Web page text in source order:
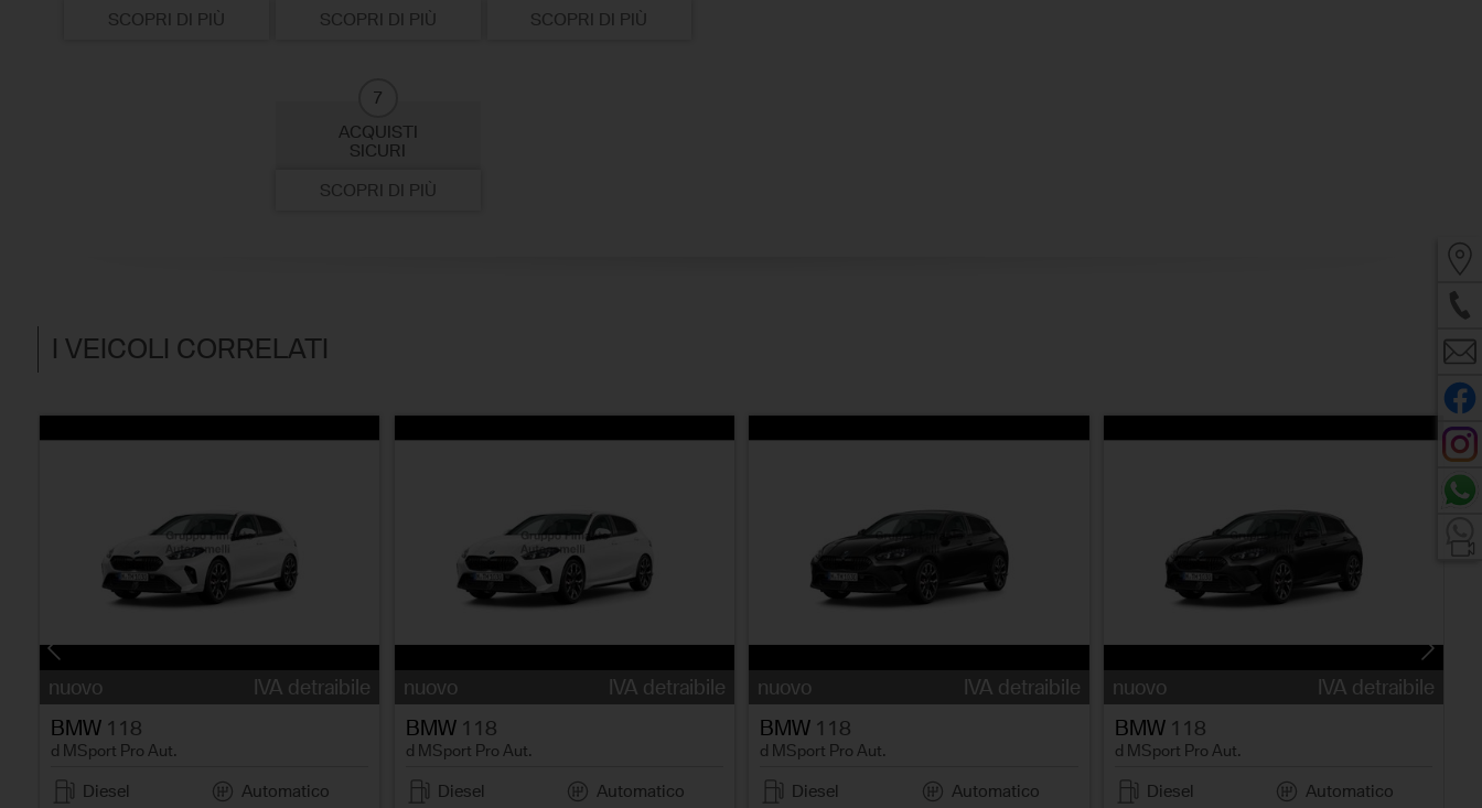
SCOPRI DI PIÙ SCOPRI DI PIÙ SCOPRI DI PIÙ
7
ACQUISTI
SICURI
SCOPRI DI PIÙ
I VEICOLI CORRELATI
nuovo
IVA detraibile
BMW118
d MSport Pro Aut.
Diesel Automatico
nuovo
IVA detraibile
BMW118
d MSport Pro Aut.
Diesel Automatico
nuovo
IVA detraibile
BMW 118
d MSport Pro Aut.
Diesel Automatico
nuovo
IVA detraibile
BMW118
d MSport Pro Aut.
Diesel Automatico
d